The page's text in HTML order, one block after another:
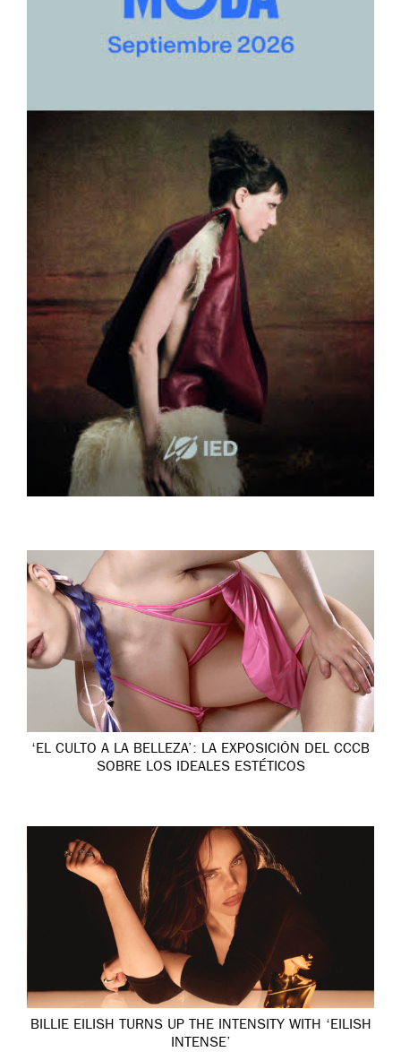
‘EL CULTO A LA BELLEZA’: LA EXPOSICIÓN DEL CCCB
SOBRE LOS IDEALES ESTÉTICOS
BILLIE EILISH TURNS UP THE INTENSITY WITH ‘EILISH
INTENSE’